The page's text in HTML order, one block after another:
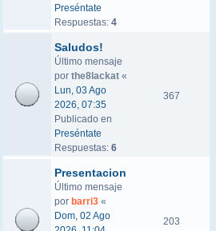
Preséntate
Respuestas: 4
Saludos!
Último mensaje
por the8lackat «
Lun, 03 Ago
2026, 07:35
Publicado en
Preséntate
Respuestas: 6
367
Presentacion
Último mensaje
por barri3 «
Dom, 02 Ago
203